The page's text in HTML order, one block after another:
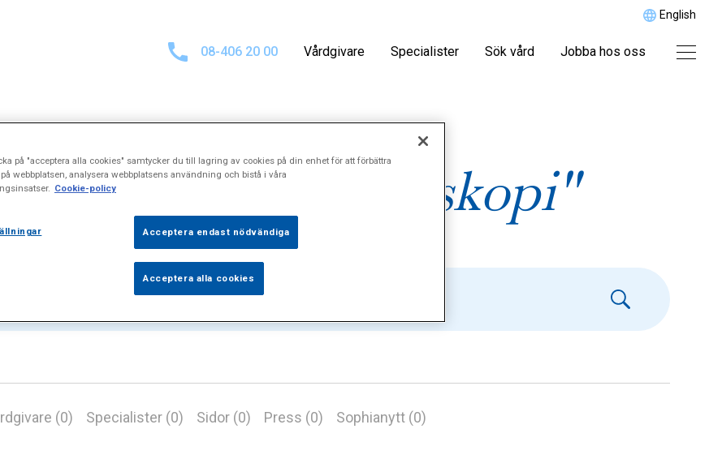
English
08-406 20 00 Vårdgivare Specialister Sök vård Jobba hos oss
för"Kapselendoskopi"
(0) Specialister (0) Sidor (0) Press (0) Sophianytt (0)
på "acceptera alla cookies" samtycker du till lagring av cookies på din enhet för att förbättra
webbplatsen, analysera webbplatsens användning och bistå i våra
Cookie-policy
Acceptera endast nödvändiga
Acceptera alla cookies